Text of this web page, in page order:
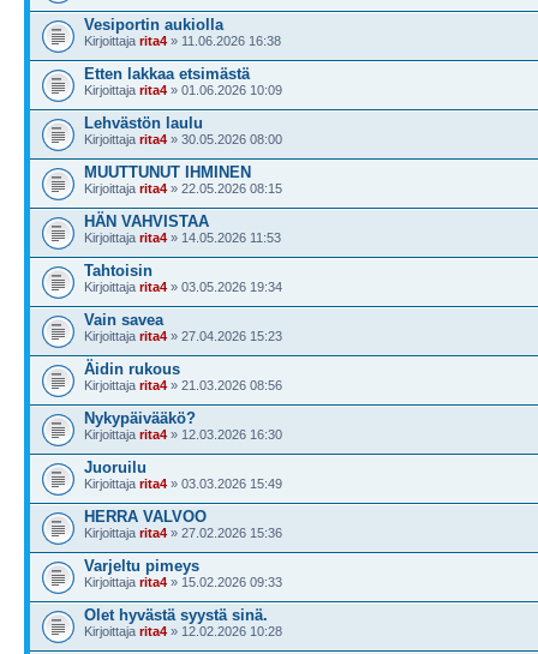
Vesiportin aukiolla
Kirjoittaja rita4 » 11.06.2026 16:38
Etten lakkaa etsimästä
Kirjoittaja rita4 » 01.06.2026 10:09
Lehvästön laulu
Kirjoittaja rita4 » 30.05.2026 08:00
MUUTTUNUT IHMINEN
Kirjoittaja rita4 » 22.05.2026 08:15
HÄN VAHVISTAA
Kirjoittaja rita4 » 14.05.2026 11:53
Tahtoisin
Kirjoittaja rita4 » 03.05.2026 19:34
Vain savea
Kirjoittaja rita4 » 27.04.2026 15:23
Äidin rukous
Kirjoittaja rita4 » 21.03.2026 08:56
Nykypäivääkö?
Kirjoittaja rita4 » 12.03.2026 16:30
Juoruilu
Kirjoittaja rita4 » 03.03.2026 15:49
HERRA VALVOO
Kirjoittaja rita4 » 27.02.2026 15:36
Varjeltu pimeys
Kirjoittaja rita4 » 15.02.2026 09:33
Olet hyvästä syystä sinä.
Kirjoittaja rita4 » 12.02.2026 10:28